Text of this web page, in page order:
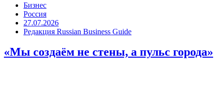
Бизнес
Россия
27.07.2026
Редакция Russian Business Guide
«Мы создаём не стены, а пульс города»